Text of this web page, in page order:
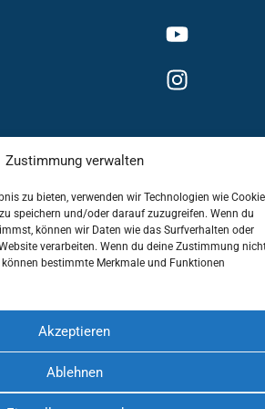
Zustimmung verwalten
zu bieten, verwenden wir Technologien wie
speichern und/oder darauf zuzugreifen. Wenn du
können wir Daten wie das Surfverhalten oder
verarbeiten. Wenn du deine Zustimmung
bestimmte Merkmale und Funktionen
Akzeptieren
Ablehnen
Cookie-Richtlinie (EU)